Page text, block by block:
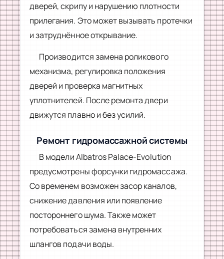
дверей, скрипу и нарушению плотности
прилегания. Это может вызывать протечки
и затруднённое открывание.
Производится замена роликового
механизма, регулировка положения
дверей и проверка магнитных
уплотнителей. После ремонта двери
движутся плавно и без усилий.
Ремонт гидромассажной системы
В модели Albatros Palace-Evolution
предусмотрены форсунки гидромассажа.
Со временем возможен засор каналов,
снижение давления или появление
постороннего шума. Также может
потребоваться замена внутренних
шлангов подачи воды.